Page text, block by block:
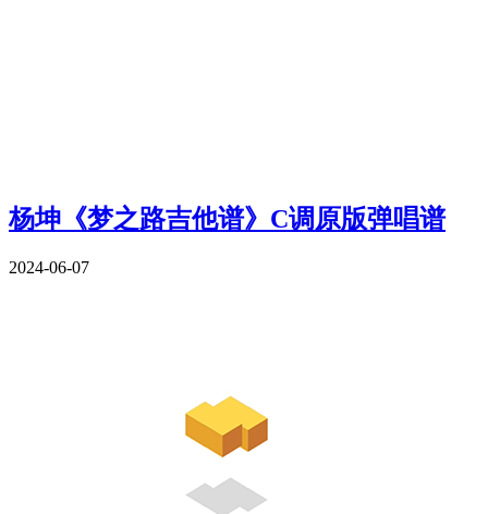
杨坤《梦之路吉他谱》C调原版弹唱谱
2024-06-07